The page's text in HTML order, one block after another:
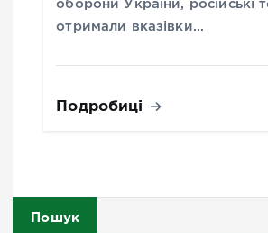
оборони України, російські
отримали вказівки…
Подробиці
Пошук